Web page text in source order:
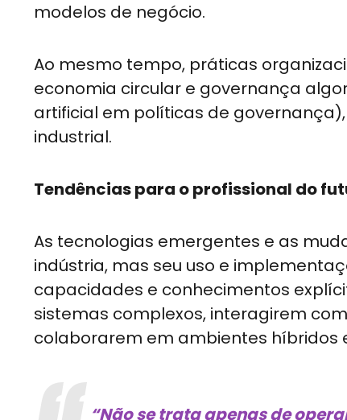
modelos de negócio.
Ao mesmo tempo, práticas
economia circular e governança
artificial em políticas de
industrial.
Tendências para o profissional do
As tecnologias emergentes e as
indústria, mas seu uso e
capacidades e conhecimentos
sistemas complexos, interagirem
colaborarem em ambientes híbridos
“Não se trata apenas de